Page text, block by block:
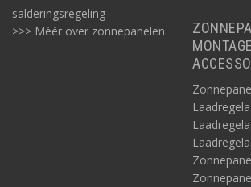
salderingsregeling
>>> Méér over zonnepanelen